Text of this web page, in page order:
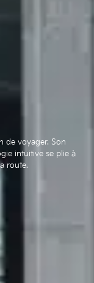
de voyager. Son
intuitive se plie à
route.